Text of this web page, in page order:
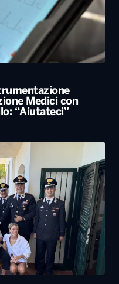
Medici con
“Aiutateci”